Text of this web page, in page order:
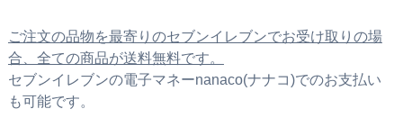
ご注文の品物を最寄りのセブンイレブンでお受け取りの場
合、全ての商品が送料無料です。
セブンイレブンの電子マネーnanaco(ナナコ)でのお支払い
も可能です。